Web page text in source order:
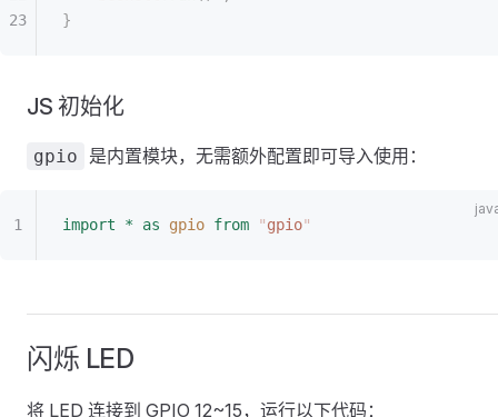
}
JS 初始化
gpio 是内置模块，无需额外配置即可导入使用：
import * as gpio from "gpio"
闪烁 LED
将 LED 连接到 GPIO 12~15，运行以下代码：